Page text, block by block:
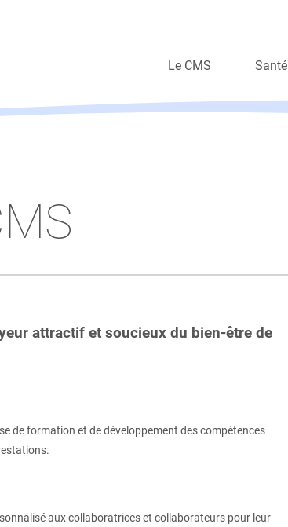
Le CMS Santé
attractif et soucieux du bien-être de
de formation et de développement des compétences
aux collaboratrices et collaborateurs pour leur